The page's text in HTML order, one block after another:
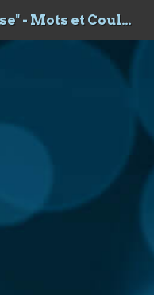
Roselyne Morandi "Rose" - Mots et Couleurs